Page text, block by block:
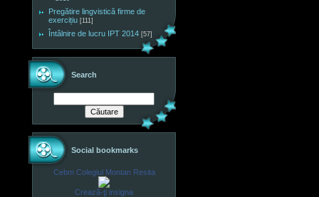
Pregătire lingvistică firme de
exercițiu [111]
Întâlnire de lucru IPT 2014 [57]
Search
Social bookmarks
Cebm Colegiul Montan Resita
Crează-ţi insigna